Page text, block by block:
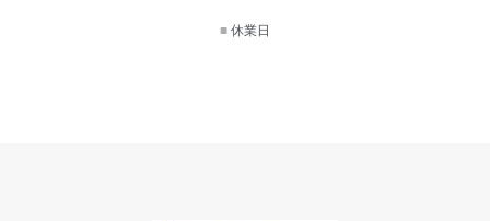
■休業日